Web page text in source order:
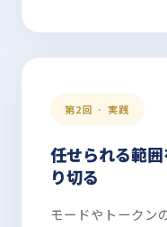
第2回 · 実践
任せられる範囲
り切る
モードやトークン